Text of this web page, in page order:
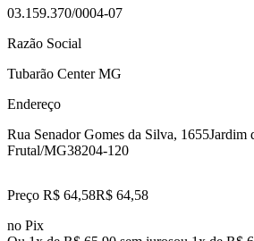
03.159.370/0004-07
Razão Social
Tubarão Center MG
Endereço
Rua Senador Gomes da Silva, 1655Jardim
Frutal/MG38204-120
Preço R$ 64,58R$ 64,58
no Pix